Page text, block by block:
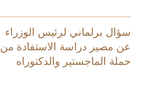
سؤال برلماني لرئيس الوزراء
عن مصير دراسة الاستفادة من
حملة الماجستير والدكتوراه